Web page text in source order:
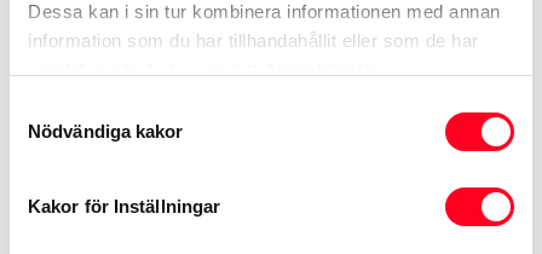
Dessa kan i sin tur kombinera informationen med annan
information som du har tillhandahållit eller som de har
Nödvändiga kakor
Kakor för Inställningar
Toyota.se